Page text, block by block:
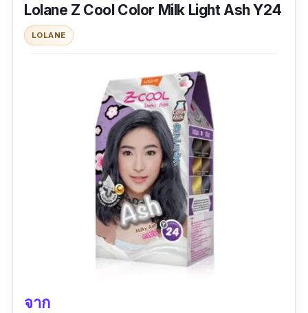
ปริมาณ: 105 ml
รีวิว :ใช้ง่ายมากกกกก สีติดดีค่ะ ส่วนตัวชอบยี่ห้อนี้
อยู่แล้ว ซื้อมาหลายแบบมากกกก
Lolane Z Cool Color Milk Light Ash Y24
LOLANE
จาก